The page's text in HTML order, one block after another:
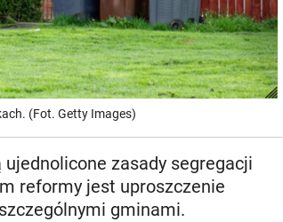
(Fot. Getty Images)
zasady segregacji
reformy jest uproszczenie
gminami.